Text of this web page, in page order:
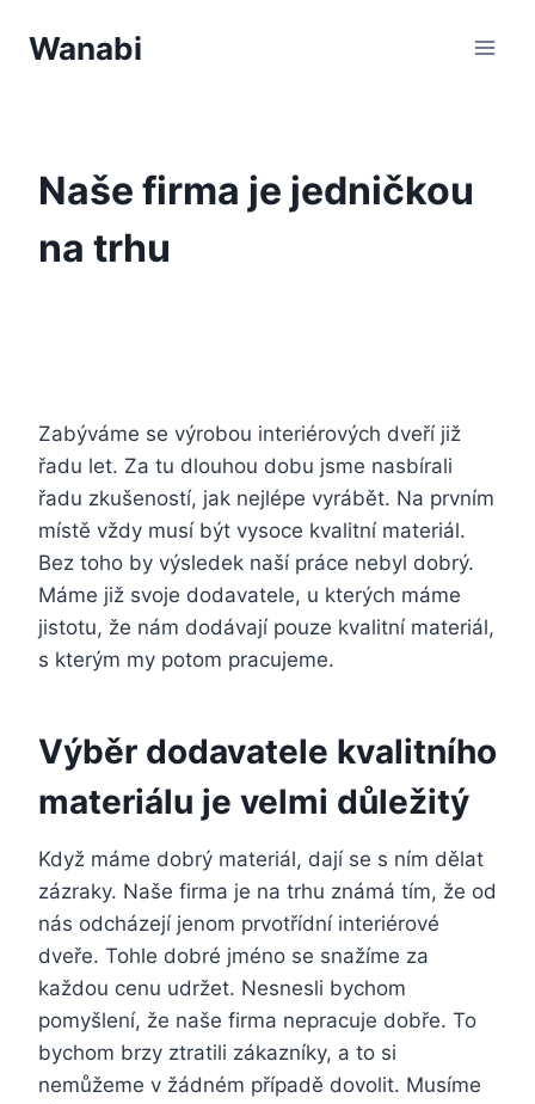
Wanabi
Naše firma je jedničkou
na trhu
Zabýváme se výrobou interiérových dveří již
řadu let. Za tu dlouhou dobu jsme nasbírali
řadu zkušeností, jak nejlépe vyrábět. Na prvním
místě vždy musí být vysoce kvalitní materiál.
Bez toho by výsledek naší práce nebyl dobrý.
Máme již svoje dodavatele, u kterých máme
jistotu, že nám dodávají pouze kvalitní materiál,
s kterým my potom pracujeme.
Výběr dodavatele kvalitního
materiálu je velmi důležitý
Když máme dobrý materiál, dají se s ním dělat
zázraky. Naše firma je na trhu známá tím, že od
nás odcházejí jenom prvotřídní interiérové
dveře. Tohle dobré jméno se snažíme za
každou cenu udržet. Nesnesli bychom
pomyšlení, že naše firma nepracuje dobře. To
bychom brzy ztratili zákazníky, a to si
nemůžeme v žádném případě dovolit. Musíme